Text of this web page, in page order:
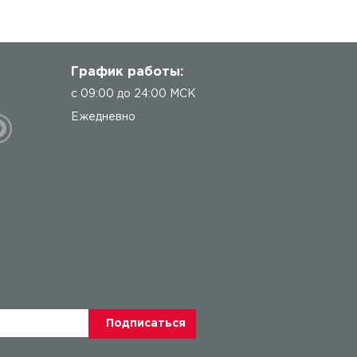
График работы:
с 09:00 до 24:00 МСК
Ежедневно